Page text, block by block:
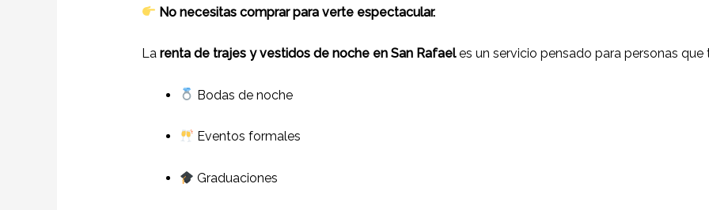
No necesitas comprar para verte espectacular.
La renta de trajes y vestidos de noche en San Rafaeles un servicio pensado para personas que
Bodas de noche
Eventos formales
Graduaciones